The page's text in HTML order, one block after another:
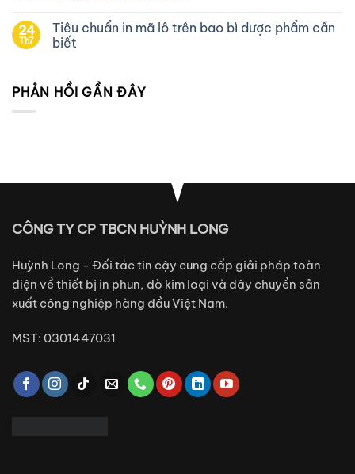
24
Th7
Tiêu chuẩn in mã lô trên bao bì dược phẩm cần
biết
PHẢN HỒI GẦN ĐÂY
CÔNG TY CP TBCN HUỲNH LONG
Huỳnh Long - Đối tác tin cậy cung cấp giải pháp toàn
diện về thiết bị in phun, dò kim loại và dây chuyền sản
xuất công nghiệp hàng đầu Việt Nam.
MST: 0301447031